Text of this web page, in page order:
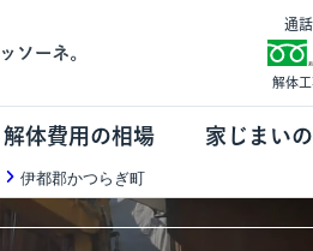
通
解体
解体費用の相場 家じまい
伊都郡かつらぎ町